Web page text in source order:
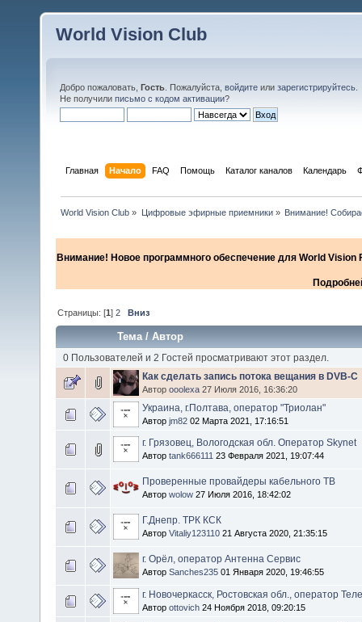
World Vision Club
Добро пожаловать, Гость . Пожалуйста, войдите или зарегистрируйтесь
Не получили письмо с кодом активации?
Главная Начало FAQ Помощь Каталог каналов Календарь
World Vision Club » Цифровые эфирные приемники» Внимание!
Внимание! Новое программного обеспечение для World
Страницы: [1]2 Вниз
Тема /Автор
0 Пользователей и 2 Гостей просматривают этот раздел.
Как сделать запись потока вещания в DVB-C
Автор ooolexa 27 Июля 2016, 16:36:20
Украина, г.Полтава, оператор "Триолан"
Автор jm82 02 Марта 2021, 17:16:51
г. Грязовец, Вологодская обл. Оператор Skynet
Автор tank666111 23 Февраля 2021, 19:07:44
Проверенные провайдеры кабельного ТВ
Автор wolow 27 Июля 2016, 18:42:02
Г.Днепр. ТРК КСК
Автор Vitaliy123110 21 Августа 2020, 21:35:15
г. Орёл, оператор Антенна Сервис
Автор Sanches235 01 Января 2020, 19:46:55
г. Новочеркасск, Ростовская обл., оператор
Автор ottovich 24 Ноября 2018, 09:20:15